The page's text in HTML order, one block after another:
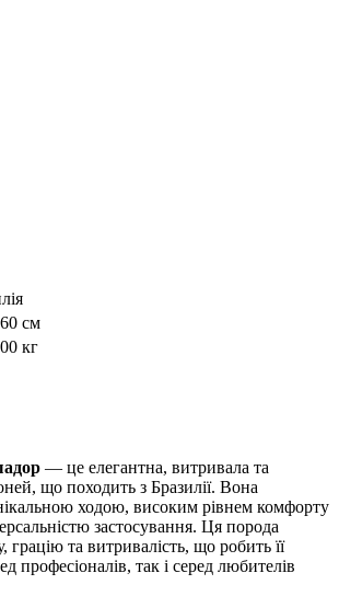
см
кг
— це елегантна, витривала та
що походить з Бразилії. Вона
ходою, високим рівнем комфорту
застосування. Ця порода
грацію та витривалість, що робить її
професіоналів, так і серед любителів